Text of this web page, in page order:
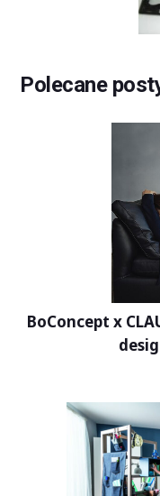
Polecane
BoConcept x